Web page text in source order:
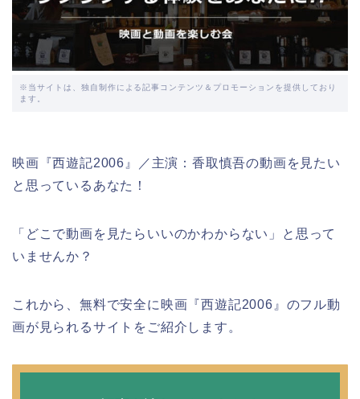
※当サイトは、独自制作による記事コンテンツ＆プロモーションを提供しており
ます。
映画『西遊記2006』／主演：香取慎吾の動画を見たい
と思っているあなた！
「どこで動画を見たらいいのかわからない」と思って
いませんか？
これから、無料で安全に映画『西遊記2006』のフル動
画が見られるサイトをご紹介します。